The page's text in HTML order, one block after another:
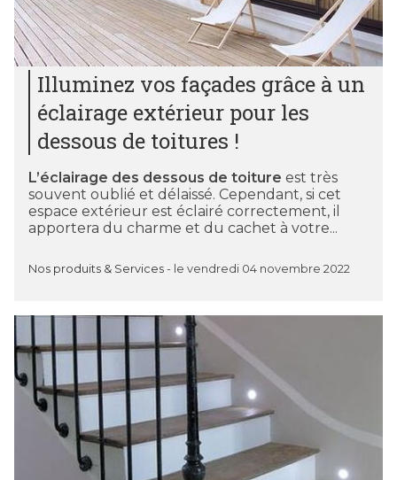
Illuminez vos façades grâce à un
éclairage extérieur pour les
dessous de toitures !
L’éclairage des dessous de toiture est très
souvent oublié et délaissé. Cependant, si cet
espace extérieur est éclairé correctement, il
apportera du charme et du cachet à votre...
Nos produits & Services - le vendredi 04 novembre 2022